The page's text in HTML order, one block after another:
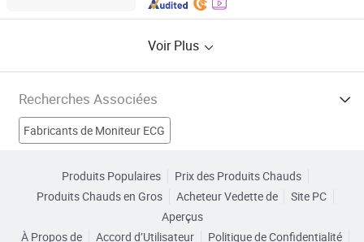
Voir Plus
Recherches Associées
Fabricants de Moniteur ECG
Fabricants de Moniteur de pression artérielle au poignet
Produits Populaires
Prix des Produits Chauds
Produits Chauds en Gros
Acheteur Vedette de
Site PC
Aperçus
À Propos de
Accord d’Utilisateur Politique de Confidentialité